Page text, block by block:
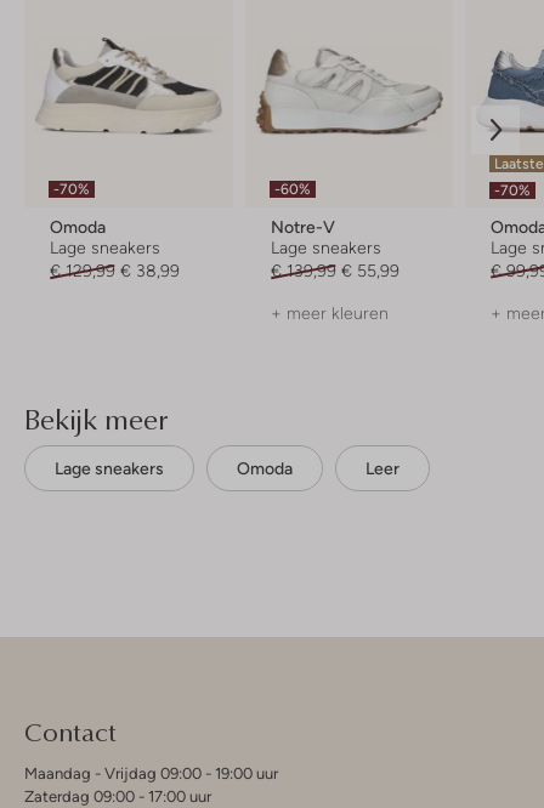
-70%
Omoda
Lage sneakers
€ 129,99 € 38,99
-60%
Notre-V
Lage sneakers
€ 139,99 € 55,99
+ meer kleuren
-70%
Lage
€
+
Bekijk meer
Lage sneakers Omoda Leer
Contact
Maandag - Vrijdag 09:00 - 19:00 uur
Zaterdag 09:00 - 17:00 uur